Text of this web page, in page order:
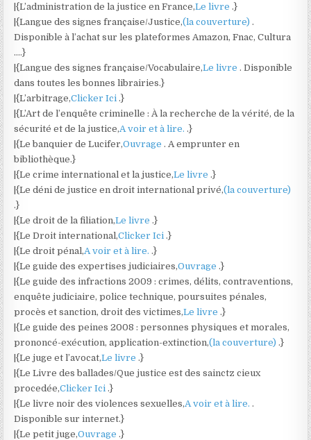
|{L’administration de la justice en France,Le livre .}
|{Langue des signes française/Justice,(la couverture) .
Disponible à l’achat sur les plateformes Amazon, Fnac, Cultura
….}
|{Langue des signes française/Vocabulaire,Le livre . Disponible
dans toutes les bonnes librairies.}
|{L’arbitrage,Clicker Ici .}
|{L’Art de l’enquête criminelle : À la recherche de la vérité, de la
sécurité et de la justice,A voir et à lire. .}
|{Le banquier de Lucifer,Ouvrage . A emprunter en
bibliothèque.}
|{Le crime international et la justice,Le livre .}
|{Le déni de justice en droit international privé,(la couverture)
.}
|{Le droit de la filiation,Le livre .}
|{Le Droit international,Clicker Ici .}
|{Le droit pénal,A voir et à lire. .}
|{Le guide des expertises judiciaires,Ouvrage .}
|{Le guide des infractions 2009 : crimes, délits, contraventions,
enquête judiciaire, police technique, poursuites pénales,
procès et sanction, droit des victimes,Le livre .}
|{Le guide des peines 2008 : personnes physiques et morales,
prononcé-exécution, application-extinction,(la couverture) .}
|{Le juge et l’avocat,Le livre .}
|{Le Livre des ballades/Que justice est des sainctz cieux
procedée,Clicker Ici .}
|{Le livre noir des violences sexuelles,A voir et à lire. .
Disponible sur internet.}
|{Le petit juge,Ouvrage .}